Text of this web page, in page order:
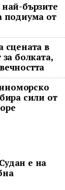
бързите
подиума от
сцената в
болката,
сили от
е на